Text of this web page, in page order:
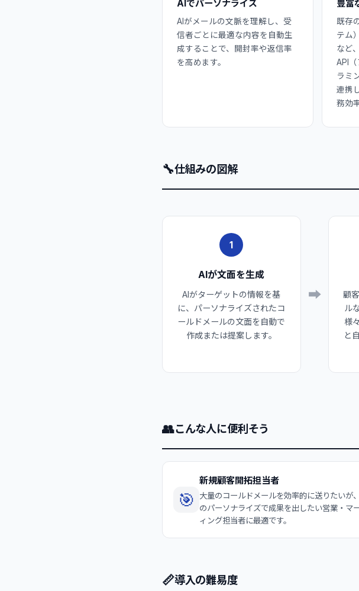
AIでパーソナライズ
AIがメールの文脈を理解し、受
信者ごとに最適な内容を自動生
成することで、開封率や返信率
を高めます。
豊富
既存
テム
など
API
ラミ
連携
務効
🔧仕組みの図解
1
AIが文面を生成
AIがターゲットの情報を基
に、パーソナライズされたコ
ールドメールの文面を自動で
作成または提案します。
➡
顧
ル
様
と
👥こんな人に便利そう
🎯
新規顧客開拓担当者
大量のコールドメールを効率的に送りたいが
のパーソナライズで成果を出したい営業・マ
ィング担当者に最適です。
📏導入の難易度